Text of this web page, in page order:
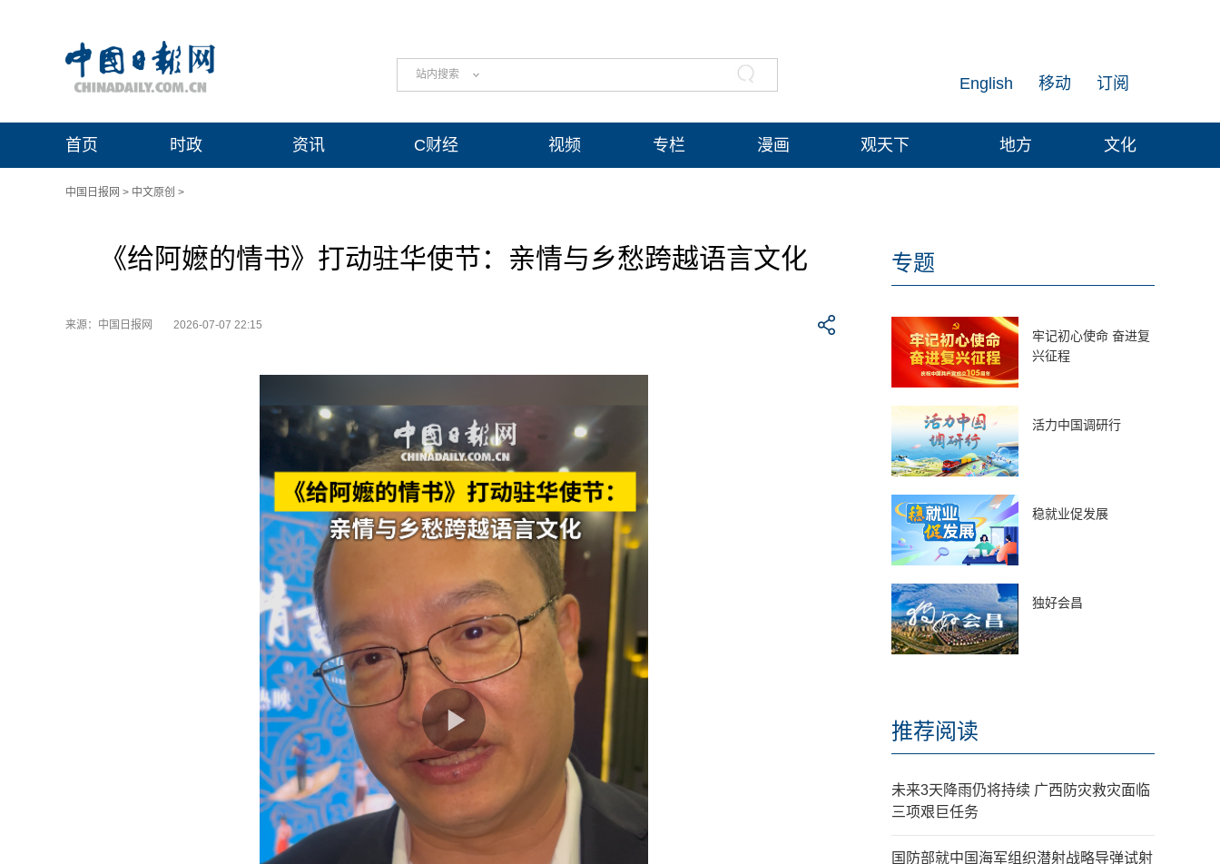
站内搜索 订阅
移动
English
首页 时政 资讯 C财经 视频 专栏 漫画 观天下 地方 文化
中国日报网 > 中文原创 >
《给阿嬷的情书》打动驻华使节：亲情与乡愁跨越语言文化
来源：中国日报网 2026-07-07 22:15
专题
牢记初心使命 奋进复
兴征程
活力中国调研行
稳就业促发展
独好会昌
推荐阅读
未来3天降雨仍将持续 广西防灾救灾面临
三项艰巨任务
国防部就中国海军组织潜射战略导弹试射